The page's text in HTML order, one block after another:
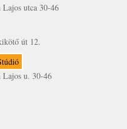
Lajos utca 30-46
út 12.
Lajos u. 30-46